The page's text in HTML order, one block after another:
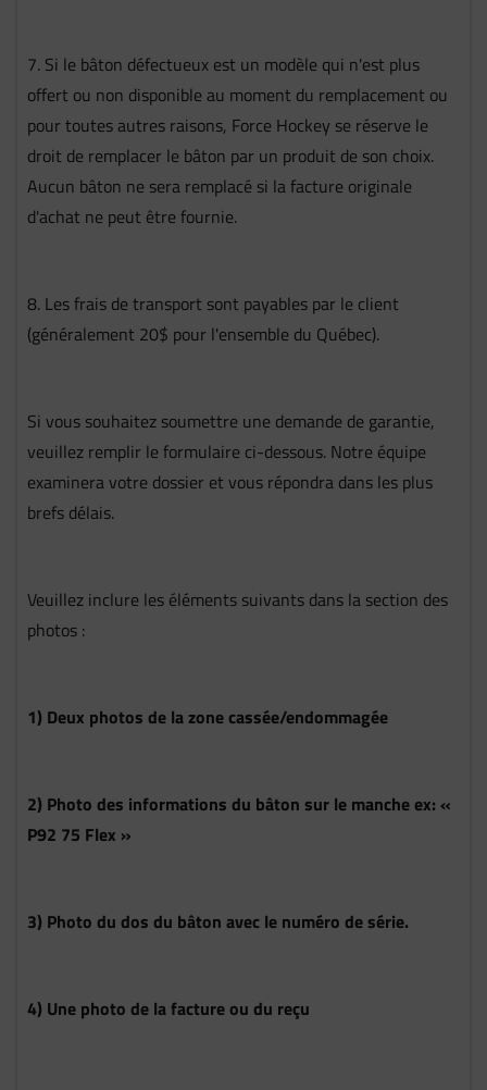
7. Si le bâton défectueux est un modèle qui n'est plus
offert ou non disponible au moment du remplacement ou
pour toutes autres raisons, Force Hockey se réserve le
droit de remplacer le bâton par un produit de son choix.
Aucun bâton ne sera remplacé si la facture originale
d'achat ne peut être fournie.
8. Les frais de transport sont payables par le client
(généralement 20$ pour l'ensemble du Québec).
Si vous souhaitez soumettre une demande de garantie,
veuillez remplir le formulaire ci-dessous. Notre équipe
examinera votre dossier et vous répondra dans les plus
brefs délais.
Veuillez inclure les éléments suivants dans la section des
photos :
1) Deux photos de la zone cassée/endommagée
2) Photo des informations du bâton sur le manche ex: «
P92 75 Flex »
3) Photo du dos du bâton avec le numéro de série.
4) Une photo de la facture ou du reçu